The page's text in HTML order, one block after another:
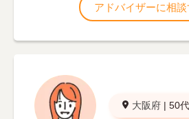
アドバイザーに相談
大阪府 | 50代